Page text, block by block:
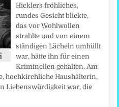
Hicklers fröhliches,
rundes Gesicht blickte,
das vor Wohlwollen
strahlte und von einem
ständigen Lächeln umhüllt
war, hätte ihn für einen
Kriminellen gehalten. Am
hochkirchliche Haushälterin,
Liebenswürdigkeit war, die